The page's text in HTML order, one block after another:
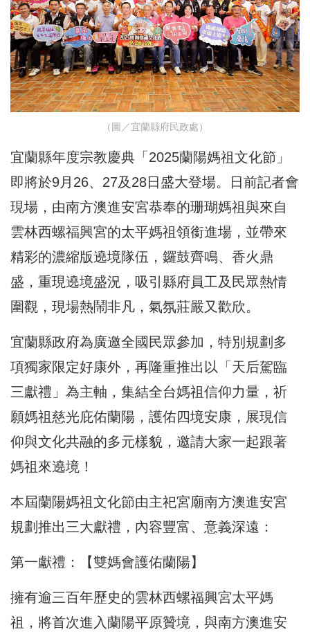
（圖／宜蘭縣府民政處）
宜蘭縣年度宗教慶典「2025蘭陽媽祖文化節」
即將於9月26、27及28日盛大登場。日前記者會
現場，由南方澳進安宮恭奉的珊瑚媽祖與來自
雲林西螺福興宮的太平媽祖領銜進場，並帶來
精彩的濃縮版遶境隊伍，鑼鼓齊鳴、香火鼎
盛，重現遶境盛況，吸引縣府員工及民眾熱情
圍觀，現場熱鬧非凡，氣氛莊嚴又歡欣。
宜蘭縣政府為廣邀全國民眾參加，特別規劃多
項獨家限定好康外，再隆重推出以「天后駕臨
三獻禮」為主軸，集結全台媽祖信仰力量，祈
願媽祖慈光庇佑蘭陽，護佑四境安康，展現信
仰與文化共融的多元樣貌，邀請大家一起跟著
媽祖來遶境！
本屆蘭陽媽祖文化節由主祀宮廟南方澳進安宮
規劃推出三大獻禮，內容豐富、意義深遠：
第一獻禮：【雙媽會護佑蘭陽】
擁有逾三百年歷史的雲林西螺福興宮太平媽
祖，將首次進入蘭陽平原贊境，與南方澳進安